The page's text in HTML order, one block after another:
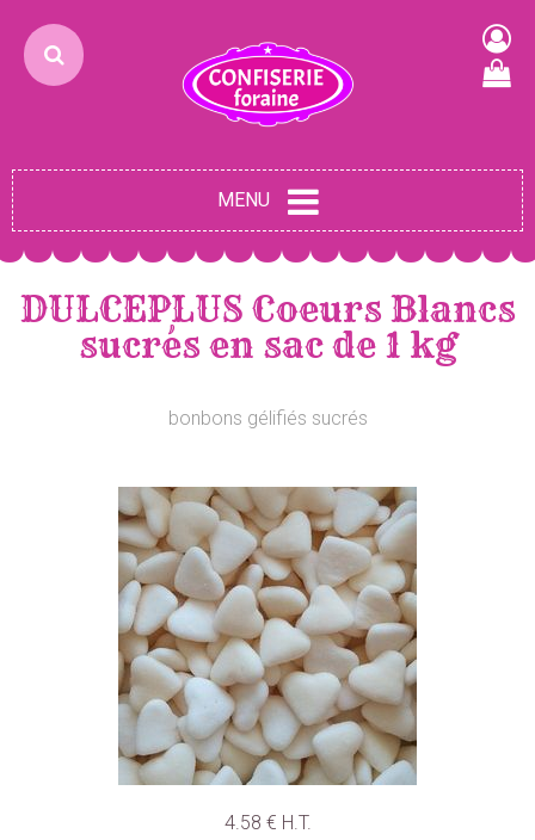
MENU
DULCEPLUS Coeurs Blancs
sucrés en sac de 1 kg
bonbons gélifiés sucrés
4.58 € H.T.